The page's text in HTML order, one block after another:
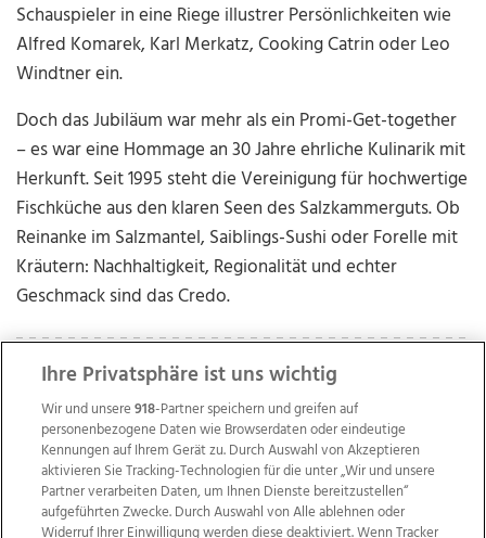
Schauspieler in eine Riege illustrer Persönlichkeiten wie
Alfred Komarek, Karl Merkatz, Cooking Catrin oder Leo
Windtner ein.
Doch das Jubiläum war mehr als ein Promi-Get-together
– es war eine Hommage an 30 Jahre ehrliche Kulinarik mit
Herkunft. Seit 1995 steht die Vereinigung für hochwertige
Fischküche aus den klaren Seen des Salzkammerguts. Ob
Reinanke im Salzmantel, Saiblings-Sushi oder Forelle mit
Kräutern: Nachhaltigkeit, Regionalität und echter
Geschmack sind das Credo.
Ihre Privatsphäre ist uns wichtig
Wir und unsere918-Partner speichern und greifen auf
personenbezogene Daten wie Browserdaten oder eindeutige
Kennungen auf Ihrem Gerät zu. Durch Auswahl von Akzeptieren
aktivieren Sie Tracking-Technologien für die unter „Wir und unsere
Partner verarbeiten Daten, um Ihnen Dienste bereitzustellen“
aufgeführten Zwecke. Durch Auswahl von Alle ablehnen oder
Widerruf Ihrer Einwilligung werden diese deaktiviert. Wenn Tracker